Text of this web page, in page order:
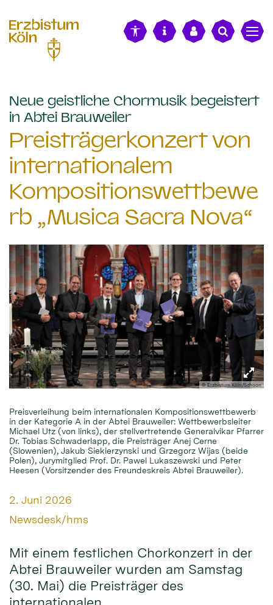
Neue geistliche Chormusik begeistert
in Abtei Brauweiler:
Preisträgerkonzert von
internationalem
Kompositionswettbewe
rb „Musica Sacra Nova“
© Erzbistum Köln/Schoon
Preisverleihung beim internationalen Kompositionswettbewerb
in der Kategorie A in der Abtei Brauweiler: Wettbewerbsleiter
Michael Utz (von links), der stellvertretende Generalvikar Pfarrer
Dr. Tobias Schwaderlapp, die Preisträger Anej Cerne
(Slowenien), Jakub Siekierzynski und Grzegorz Wijas (beide
Polen), Jurymitglied Prof. Dr. Pawel Lukaszewski und Peter
Heesen (Vorsitzender des Freundeskreis Abtei Brauweiler).
Datum:
2. Juni 2026
Von:
Newsdesk/hms
Mit einem festlichen Chorkonzert in der
Abtei Brauweiler wurden am Samstag
(30. Mai) die Preisträger des
internationalen